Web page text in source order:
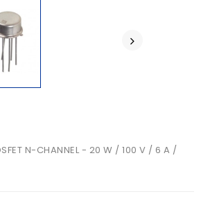
N-CHANNEL - 20 W / 100 V / 6 A /